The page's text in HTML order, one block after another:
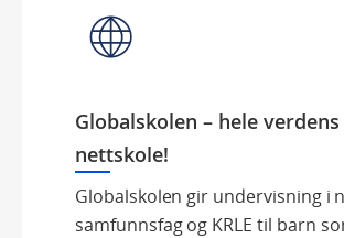
Globalskolen – hele
nettskole!
Globalskolen gir undervisning i
samfunnsfag og KRLE til barn